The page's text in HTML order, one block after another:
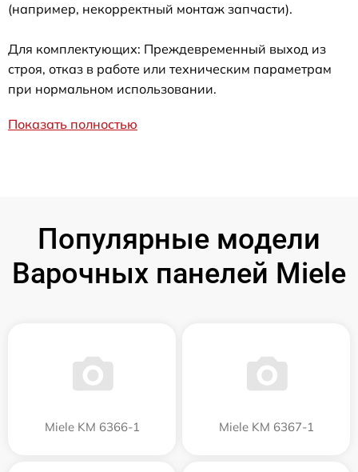
(например, некорректный монтаж запчасти).
Для комплектующих: Преждевременный выход из
строя, отказ в работе или техническим параметрам
при нормальном использовании.
Показать полностью
Популярные модели
Варочных панелей Miele
Miele KM 6366-1 Miele KM 6367-1